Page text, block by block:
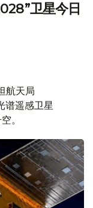
卫星今日
航天局
谱遥感卫星
。